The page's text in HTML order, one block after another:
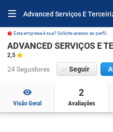
Esta empresa é sua? Solicite acesso ao perfil.
ADVANCED SERVIÇOS E
2,5
24 Seguidores Seguir
Visão Geral
2
Avaliações